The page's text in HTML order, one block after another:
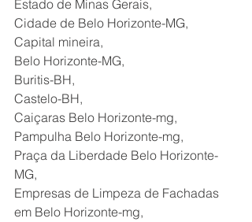
Estado de Minas Gerais,
Cidade de Belo Horizonte-MG,
Capital mineira,
Belo Horizonte-MG,
Buritis-BH,
Castelo-BH,
Caiçaras Belo Horizonte-mg,
Pampulha Belo Horizonte-mg,
Praça da Liberdade Belo Horizonte-
MG,
Empresas de Limpeza de Fachadas
em Belo Horizonte-mg,